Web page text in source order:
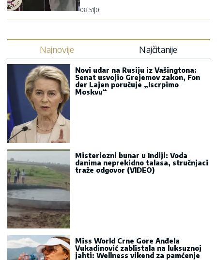
08:51|0
Najnovije Najčitanije
Novi udar na Rusiju iz Vašingtona:
Senat usvojio Grejemov zakon, Fon
der Lajen poručuje „Iscrpimo
Moskvu“
Misteriozni bunar u Indiji: Voda
danima neprekidno talasa, stručnjaci
traže odgovor (VIDEO)
Miss World Crne Gore Anđela
Vukadinović zablistala na luksuznoj
jahti: Wellness vikend za pamćenje